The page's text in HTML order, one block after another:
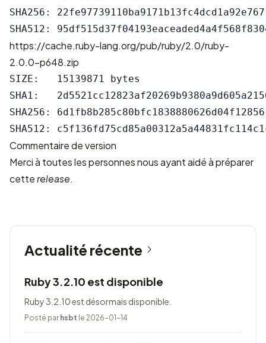
SHA256:
https://cache.ruby-lang.org/pub/ruby/2.0/ruby-
2.0.0-p648.zip
SIZE:   15139871 bytes
SHA1:
SHA256:
Commentaire de version
Merci à toutes les personnes nous ayant aidé à préparer
cetterelease.
Actualité récente
Ruby 3.2.10 est disponible
Ruby 3.2.10 est désormais disponible.
Posté par hsbt le 2026-01-14